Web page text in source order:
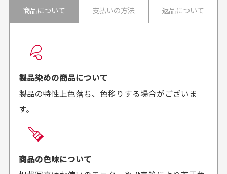
良かった！
がとうございます。丁寧
に梱包されていて、商品
の状態も良好でした。気
があればよろしくお願い
30代男性
来ました。またお願いし
お届け希望日時をご指定頂けます。
ご注文時にご指定下さい。
商品の受け渡しは、ゆうパックでの配送のみとさせて
頂いております。
商品について 支払いの方法 返品について
製品染めの商品について
製品の特性上色落ち、色移りする場合がございま
す。
商品の色味について